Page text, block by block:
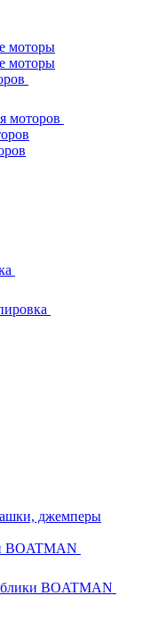
моторы
моторы
моторов
джемперы
BOATMAN
BOATMAN